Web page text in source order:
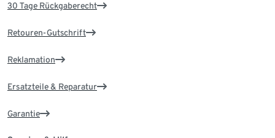
30 Tage Rückgaberecht
Retouren-Gutschrift
Reklamation
Ersatzteile & Reparatur
Garantie